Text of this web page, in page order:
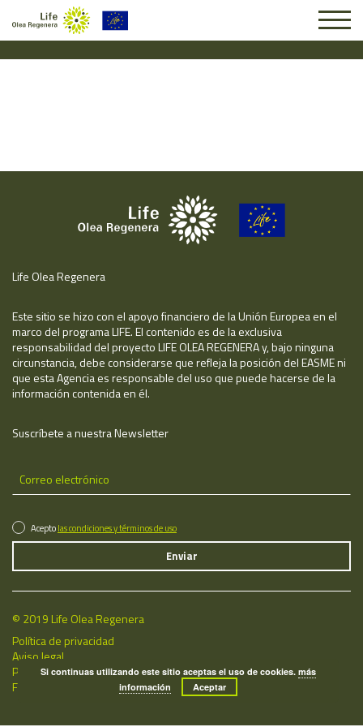
Solicitud #24765
Life Olea Regenera
Este sitio se hizo con el apoyo financiero de la Unión Europea en el
marco del programa LIFE. El contenido es de la exclusiva
responsabilidad del proyecto LIFE OLEA REGENERA y, bajo ninguna
circunstancia, debe considerarse que refleja la posición del EASME ni
que esta Agencia es responsable del uso que puede hacerse de la
información contenida en él.
Suscríbete a nuestra Newsletter
Aceptolas condiciones y términos de uso
© 2019 Life Olea Regenera
Política de privacidad
Aviso legal
Política de cookies
Fecha de última actualización: 09/08/2026
Si continuas utilizando este sitio aceptas el uso de cookies.más
información
Aceptar